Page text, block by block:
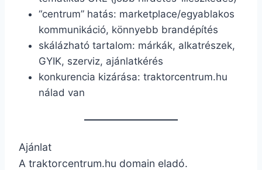
“centrum” hatás: marketplace/egyablakos
kommunikáció, könnyebb brandépítés
skálázható tartalom: márkák, alkatrészek,
GYIK, szerviz, ajánlatkérés
konkurencia kizárása: traktorcentrum.hu
nálad van
Ajánlat
A traktorcentrum.hu domain eladó.